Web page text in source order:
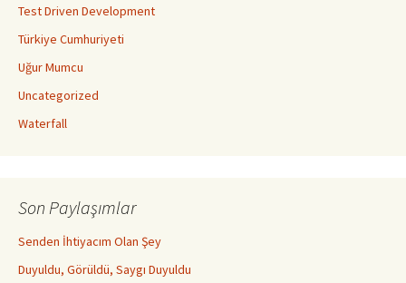
Test Driven Development
Türkiye Cumhuriyeti
Uğur Mumcu
Uncategorized
Waterfall
Son Paylaşımlar
Senden İhtiyacım Olan Şey
Duyuldu, Görüldü, Saygı Duyuldu